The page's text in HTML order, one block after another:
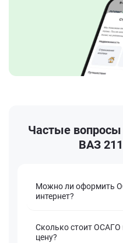
Частые
ВАЗ
Можно ли оформить
интернет?
Сколько стоит ОСАГО
цену?